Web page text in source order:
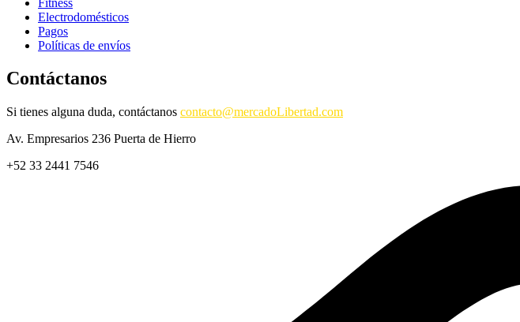
Electrodomésticos
Pagos
Políticas de envíos
Contáctanos
Si tienes alguna duda, contáctanos contacto@mercadoLibertad.com
Av. Empresarios 236 Puerta de Hierro
+52 33 2441 7546